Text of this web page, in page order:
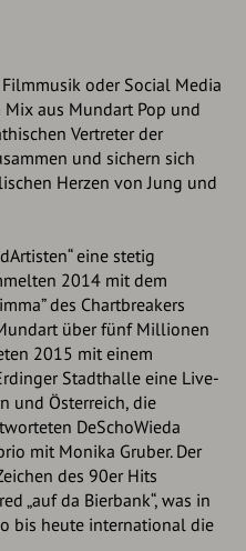
oder Social Media
aus Mundart Pop und
Vertreter der
und sichern sich
Herzen von Jung und
eine stetig
2014 mit dem
des Chartbreakers
über fünf Millionen
2015 mit einem
Stadthalle eine Live-
und Österreich, die
DeSchoWieda
mit Monika Gruber. Der
des 90er Hits
„auf da Bierbank“, was in
bis heute international die